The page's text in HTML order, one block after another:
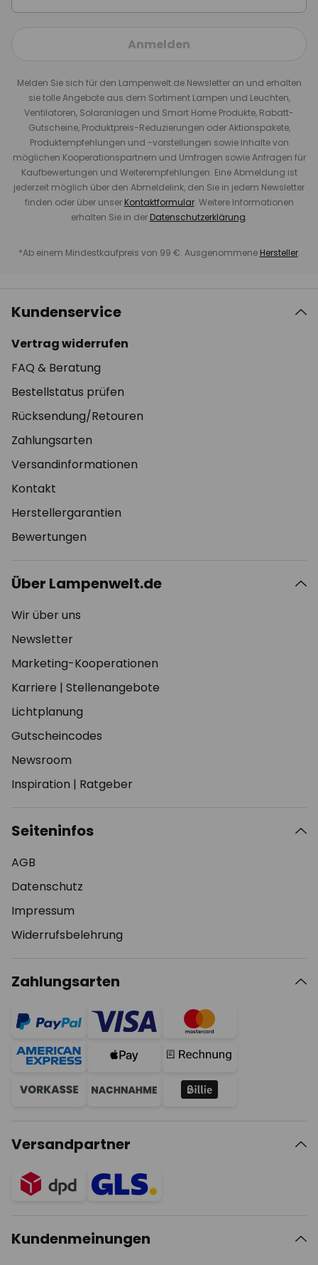
Anmelden
Melden Sie sich für den Lampenwelt.de Newsletter an und erhalten
sie tolle Angebote aus dem Sortiment Lampen und Leuchten,
Ventilatoren, Solaranlagen und Smart Home Produkte, Rabatt-
Gutscheine, Produktpreis-Reduzierungen oder Aktionspakete,
Produktempfehlungen und -vorstellungen sowie Inhalte von
möglichen Kooperationspartnern und Umfragen sowie Anfragen für
Kaufbewertungen und Weiterempfehlungen. Eine Abmeldung ist
jederzeit möglich über den Abmeldelink, den Sie in jedem Newsletter
finden oder über unser Kontaktformular. Weitere Informationen
erhalten Sie in der Datenschutzerklärung.
*Ab einem Mindestkaufpreis von 99 €. Ausgenommene Hersteller.
Kundenservice
Vertrag widerrufen
FAQ & Beratung
Bestellstatus prüfen
Rücksendung/Retouren
Zahlungsarten
Versandinformationen
Kontakt
Herstellergarantien
Bewertungen
Über Lampenwelt.de
Wir über uns
Newsletter
Marketing-Kooperationen
Karriere | Stellenangebote
Lichtplanung
Gutscheincodes
Newsroom
Inspiration | Ratgeber
Seiteninfos
AGB
Datenschutz
Impressum
Widerrufsbelehrung
Zahlungsarten
Versandpartner
Kundenmeinungen